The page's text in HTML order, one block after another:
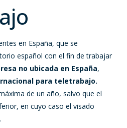
en España, que se
español con el fin de trabajar
no ubicada en España,
para teletrabajo.
de un año, salvo que el
en cuyo caso el visado